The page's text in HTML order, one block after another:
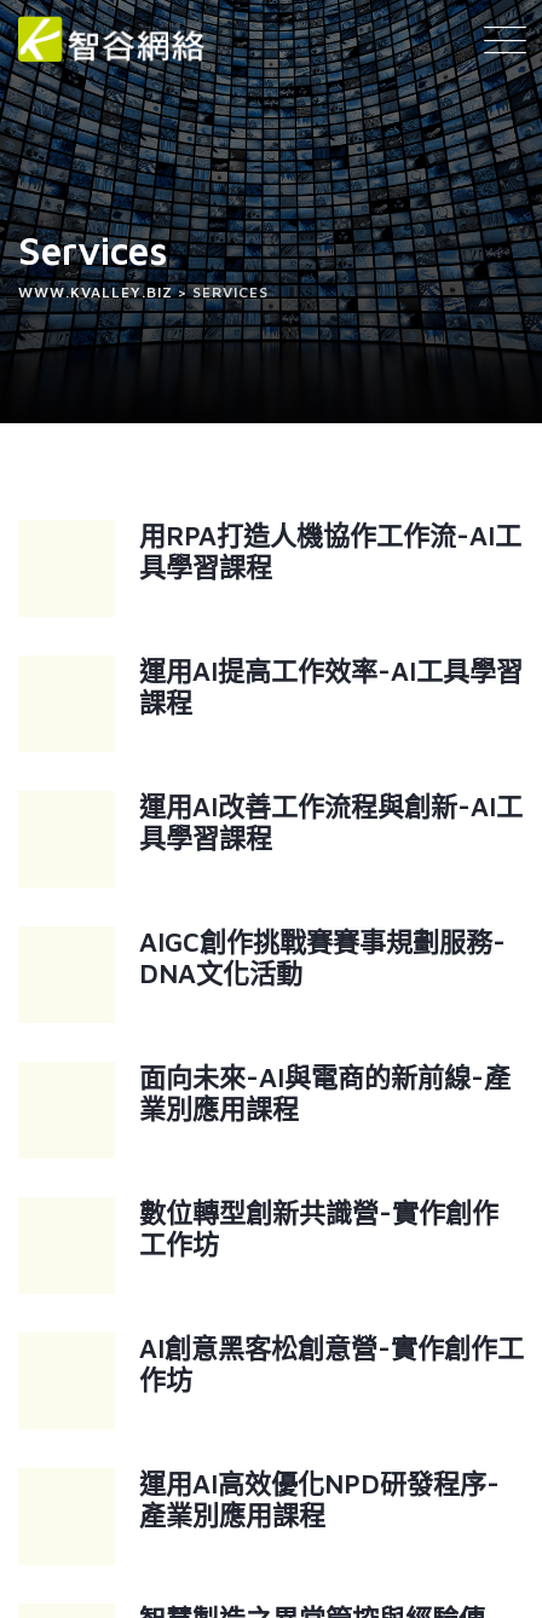
Services
WWW.KVALLEY.BIZ>SERVICES
用RPA打造人機協作工作流-AI工
具學習課程
運用AI提高工作效率-AI工具學習
課程
運用AI改善工作流程與創新-AI工
具學習課程
AIGC創作挑戰賽賽事規劃服務-
DNA文化活動
面向未來-AI與電商的新前線-產
業別應用課程
數位轉型創新共識營-實作創作
工作坊
AI創意黑客松創意營-實作創作工
作坊
運用AI高效優化NPD研發程序-
產業別應用課程